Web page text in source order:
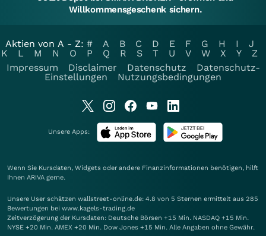
Willkommensgeschenk sichern.
Aktien von A - Z: # A B C D E F G H I
J
K
L M N O P Q R S T U V W X Y
Z
Impressum
Disclaimer Datenschutz
Datenschutz-
Einstellungen
Nutzungsbedingungen
Unsere Apps:
Wenn Sie Kursdaten, Widgets oder andere Finanzinformationen benötigen, hilft
Ihnen ARIVA gerne.
Unsere User schätzen wallstreet-online.de: 4.8 von 5 Sternen ermittelt aus 285
Bewertungen bei www.kagels-trading.de
Zeitverzögerung der Kursdaten: Deutsche Börsen +15 Min. NASDAQ +15 Min.
NYSE +20 Min. AMEX +20 Min. Dow Jones +15 Min. Alle Angaben ohne Gewähr.